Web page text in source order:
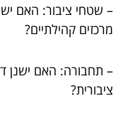
– שטחי ציבור: האם
מרכזים קהילתיים?
– תחבורה: האם ישנן
ציבורית?